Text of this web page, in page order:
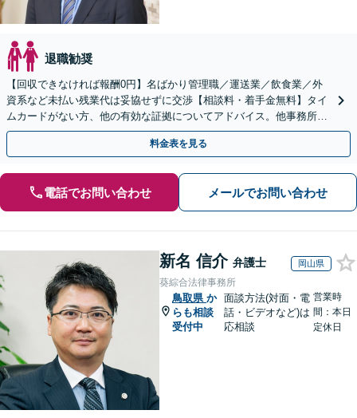
退職勧奨
【回収できなければ報酬0円】名ばかり管理職／運送業／飲食業／外
資系など未払い残業代は妥協せずに交渉【相談料・着手金無料】タイ
ムカードがない方、他の有効な証拠についてアドバイス。他事務所で
断られた方もご相談ください。あなたの権利を守ります！
料金表を見る
電話でお問い合わせ メールでお問い合わせ
新名 信介 弁護士 岡山県
葵綜合法律事務所
鳥取県 か
らも相談
受付中
面談方法(対面・電
話・ビデオなど)は
応相談
営業時
間：本日
定休日